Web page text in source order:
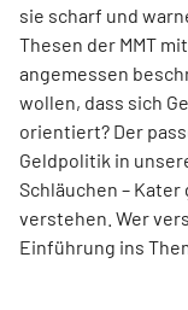
sie scharf und
Thesen der MMT
angemessen
wollen, dass sich
orientiert? Der
Geldpolitik in
Schläuchen –
verstehen. Wer
Einführung ins